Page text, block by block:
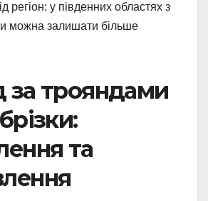
регіон: у південних областях з
можна залишати більше
за трояндами
та